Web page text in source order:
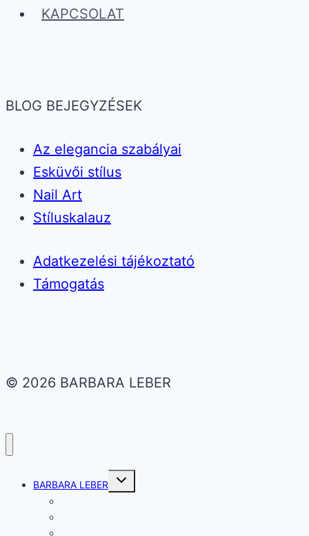
KAPCSOLAT
BLOG BEJEGYZÉSEK
Az elegancia szabályai
Esküvői stílus
Nail Art
Stíluskalauz
Adatkezelési tájékoztató
Támogatás
© 2026 BARBARA LEBER
BARBARA LEBER
Toggle